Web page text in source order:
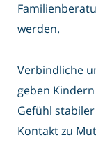
werden.
Verbindliche
geben
Gefühl
Kontakt zu